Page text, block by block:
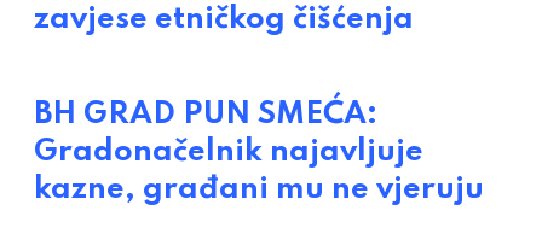
zavjese etničkog čišćenja
BH GRAD PUN SMEĆA:
Gradonačelnik najavljuje
kazne, građani mu ne vjeruju